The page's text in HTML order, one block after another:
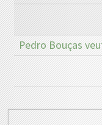
Pedro Bouças